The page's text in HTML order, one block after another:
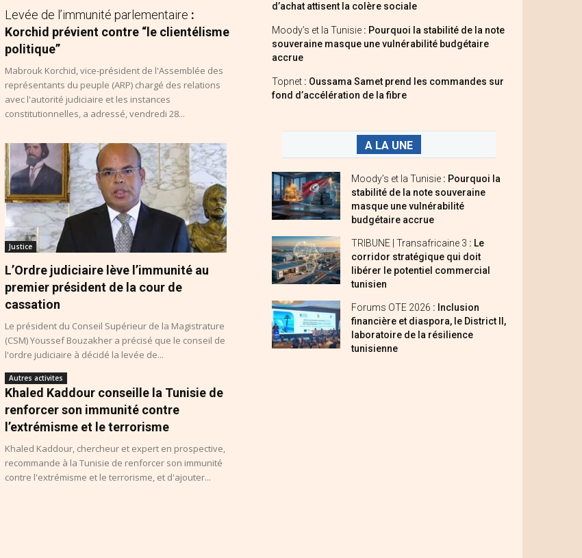
Levée de l’immunité parlementaire :
Korchid prévient contre “le clientélisme
politique”
Mabrouk Korchid, vice-président de l'Assemblée des
représentants du peuple (ARP) chargé des relations
avec l'autorité judiciaire et les instances
constitutionnelles, a adressé, vendredi 28...
Justice
L’Ordre judiciaire lève l’immunité au
premier président de la cour de
cassation
Le président du Conseil Supérieur de la Magistrature
(CSM) Youssef Bouzakher a précisé que le conseil de
l'ordre judiciaire à décidé la levée de...
Autres activites
Khaled Kaddour conseille la Tunisie de
renforcer son immunité contre
l’extrémisme et le terrorisme
Khaled Kaddour, chercheur et expert en prospective,
recommande à la Tunisie de renforcer son immunité
contre l'extrémisme et le terrorisme, et d'ajouter...
d’achat attisent la colère sociale
Moody’s et la Tunisie : Pourquoi la stabilité de la note
souveraine masque une vulnérabilité budgétaire
accrue
Topnet : Oussama Samet prend les commandes sur
fond d’accélération de la fibre
A LA UNE
Moody’s et la Tunisie : Pourquoi la
stabilité de la note souveraine
masque une vulnérabilité
budgétaire accrue
TRIBUNE | Transafricaine 3 : Le
corridor stratégique qui doit
libérer le potentiel commercial
tunisien
Forums OTE 2026 : Inclusion
financière et diaspora, le District II,
laboratoire de la résilience
tunisienne